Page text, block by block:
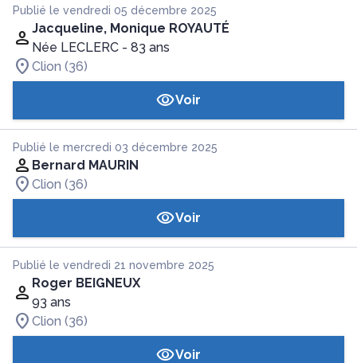
Publié le vendredi 05 décembre 2025
Jacqueline, Monique ROYAUTÉ
Née LECLERC - 83 ans
Clion (36)
Voir
Publié le mercredi 03 décembre 2025
Bernard MAURIN
Clion (36)
Voir
Publié le vendredi 21 novembre 2025
Roger BEIGNEUX
93 ans
Clion (36)
Voir